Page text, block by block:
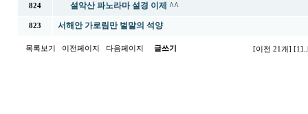
824 설악산 파노라마 설경 이제 ^^
823 서해안 가로림만 벌말의 석양
목록보기 이전페이지 다음페이지 글쓰기 [이전 21개] [1]